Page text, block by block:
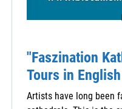
"Faszination
Tours in English
Artists have long been